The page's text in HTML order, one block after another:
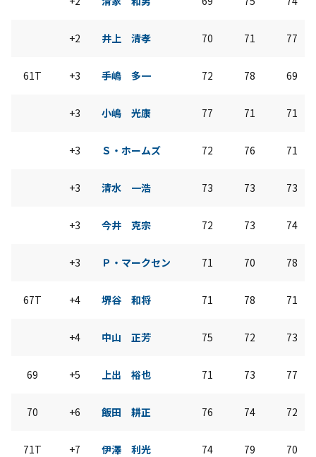
+2 井上 清孝 70 71 77
61T +3 手嶋 多一 72 78 69
+3 小嶋 光康 77 71 71
+3 Ｓ・ホームズ 72 76 71
+3 清水 一浩 73 73 73
+3 今井 克宗 72 73 74
+3 Ｐ・マークセン 71 70 78
67T +4 堺谷 和将 71 78 71
+4 中山 正芳 75 72 73
69 +5 上出 裕也 71 73 77
70 +6 飯田 耕正 76 74 72
71T +7 伊澤 利光 74 79 70